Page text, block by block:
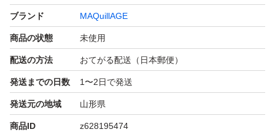
それではご検討よろしくお願い致します。
マキアージュ ドラマティックパウダリー EX オークル10
レフィル
ブランド：MAQuillAGE
ブランド MAQuillAGE
商品の状態 未使用
配送の方法 おてがる配送（日本郵便）
発送までの日数 1〜2日で発送
発送元の地域 山形県
商品ID z628195474